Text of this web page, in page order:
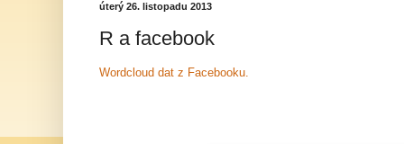
úterý 26. listopadu 2013
R a facebook
Wordcloud dat z Facebooku.